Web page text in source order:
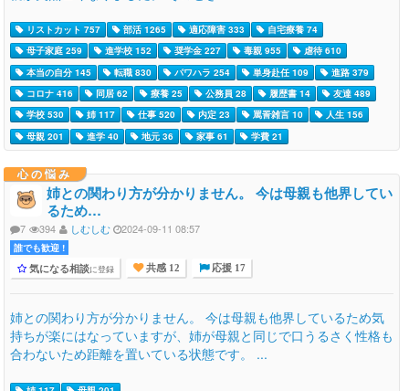
リストカット 757 部活 1265 適応障害 333
自宅療養 74
母子家庭 259
進学校 152 奨学金 227 毒親 955
虐待 610
本当の自分 145
転職 830 パワハラ 254 単身赴任 109
進路 379
コロナ 416
同居 62 療養 25 公務員 28 履歴書 14
友達 489
学校 530
姉 117 仕事 520 内定 23 罵詈雑言 10
人生 156
母親 201
進学 40 地元 36 家事 61 学費 21
心の悩み
姉との関わり方が分かりません。 今は母親も他界してい
るため…
7 394 しむしむ 2024-09-11 08:57
誰でも歓迎 !
気になる相談に登録 共感 12 応援 17
姉との関わり方が分かりません。 今は母親も他界しているため気
持ちが楽にはなっていますが、姉が母親と同じで口うるさく性格も
合わないため距離を置いている状態です。 ...